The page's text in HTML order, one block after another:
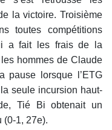
la victoire. Troisième
toutes compétitions
a fait les frais de la
hommes de Claude
pause lorsque l’ETG
seule incursion haut-
Tié Bi obtenait un
(0-1, 27e).